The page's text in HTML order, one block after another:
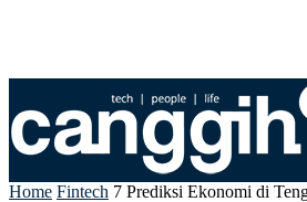
Home Fintech 7 Prediksi Ekonomi di